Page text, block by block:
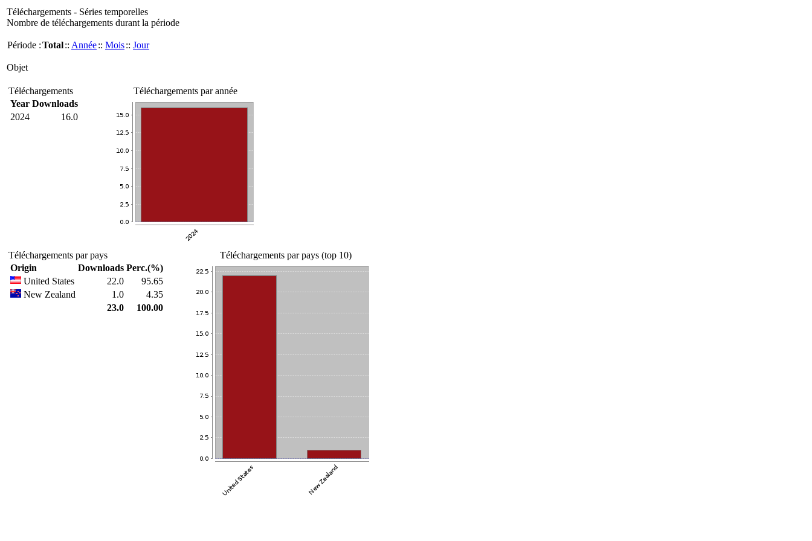
Téléchargements - Séries temporelles
Nombre de téléchargements durant la période
Période :Total:: Année:: Mois:: Jour
Objet
Téléchargements
Year Downloads
2024
16.0
Téléchargements par année
Téléchargements par pays
Origin
Downloads Perc.(%)
United States
22.0
95.65
New Zealand
1.0
4.35
23.0
100.00
Téléchargements par pays (top 10)